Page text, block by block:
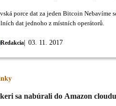
Redakcia 03. 11. 2017
porce dat za jeden Bitcoin Nebavíme
dat jednoho z místních operátorů.
sa nabúrali do Amazon